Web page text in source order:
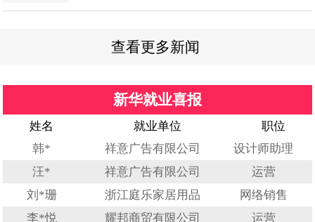
查看更多新闻
新华就业喜报
姓名 就业单位
职位
祥意广告有限公司
浙江庭乐家居用品
耀邦商贸有限公司